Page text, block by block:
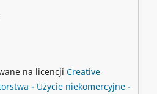
na licencji Creative
- Użycie niekomercyjne -